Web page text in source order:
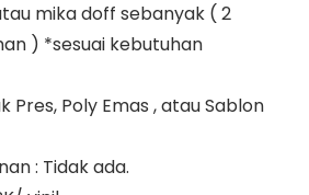
mika doff sebanyak ( 2
) *sesuai kebutuhan
Pres, Poly Emas , atau Sablon
: Tidak ada.